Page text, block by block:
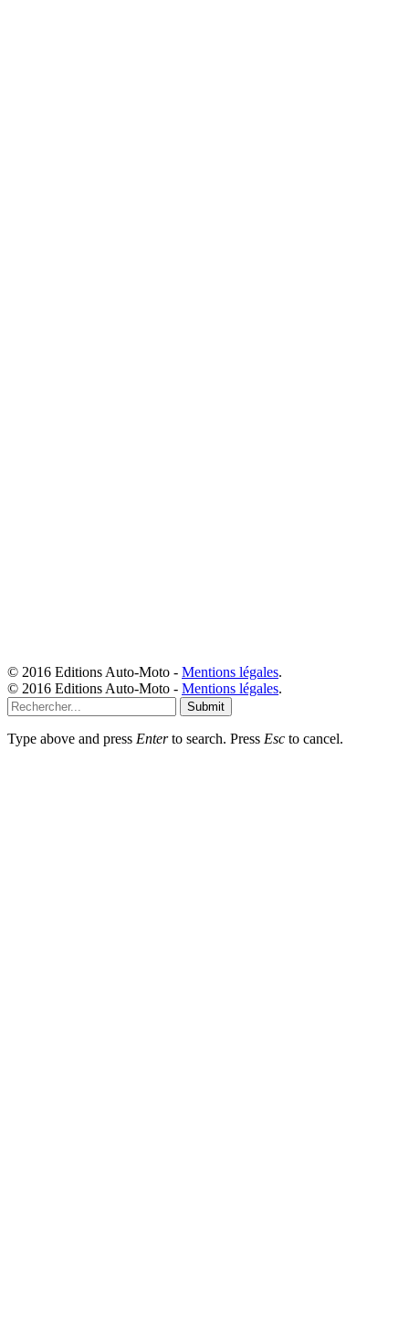
© 2016 Editions Auto-Moto - Mentions légales.
© 2016 Editions Auto-Moto - Mentions légales.
Submit
Type above and press Enterto search. Press Esc to cancel.